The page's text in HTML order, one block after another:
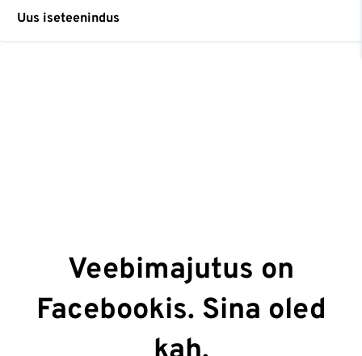
Uus iseteenindus
Veebimajutus on
Facebookis. Sina oled